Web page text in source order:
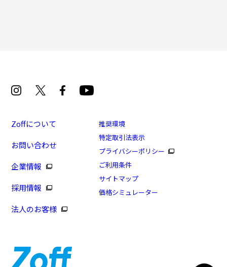
[再値下げセール価格]FASHION METAL[中顔面短縮
商品番号：ZL242001-14F1/フレームカラー：ブラック
(マット)/単価：￥5,940
※商品が再入荷された際にメールでお知らせします。
※本サービスは商品の購入をお約束するものではありません。
Zoffについて
お問い合わせ
企業情報
採用情報
法人のお客様
推奨環境
特定取引法表示
プライバシーポリシー
ご利用条件
サイトマップ
価格シミュレーター